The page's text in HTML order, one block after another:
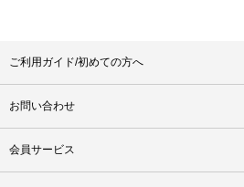
ご利用ガイド/初めての方へ
お問い合わせ
会員サービス